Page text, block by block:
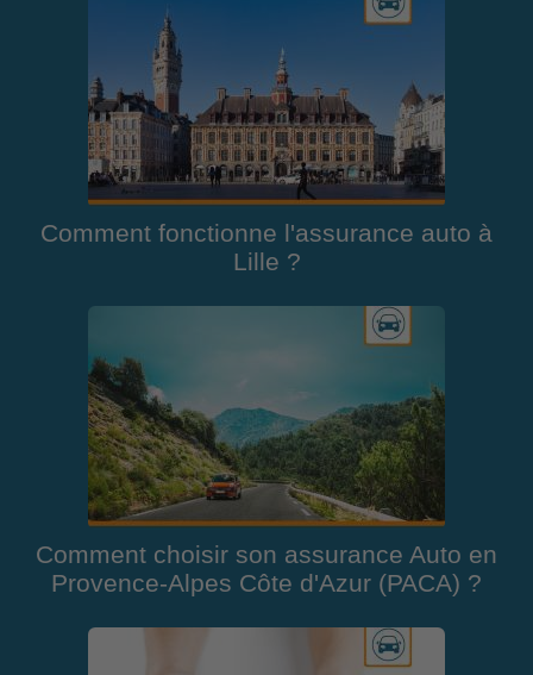
Comment fonctionne l'assurance auto à
Lille ?
Comment choisir son assurance Auto en
Provence-Alpes Côte d'Azur (PACA) ?